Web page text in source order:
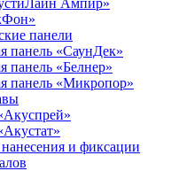
Ампир»
панели
панель «СаунДек»
панель «Белнер»
панель «Микропор»
и фиксации